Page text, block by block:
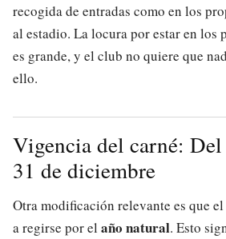
recogida de entradas como en los
al estadio. La locura por estar en los
es grande, y el club no quiere que
ello.
Vigencia del carné:
31 de diciembre
Otra modificación relevante es que
a regirse por el año natural. Esto